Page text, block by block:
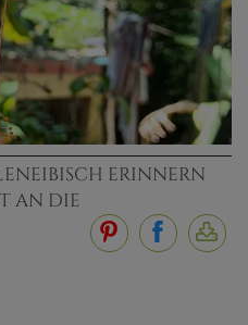
ERINNERN
AN DIE